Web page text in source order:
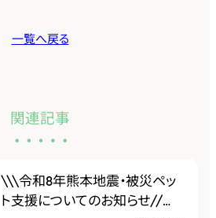
一覧へ戻る
関連記事
\\\令和8年熊本地震・被災ペッ
ト支援についてのお知らせ//…